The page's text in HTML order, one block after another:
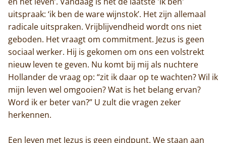
uitspraak: ‘ik ben de ware wijnstok’. Het zijn allemaal
radicale uitspraken. Vrijblijvendheid wordt ons niet
geboden. Het vraagt om commitment. Jezus is geen
sociaal werker. Hij is gekomen om ons een volstrekt
nieuw leven te geven. Nu komt bij mij als nuchtere
Hollander de vraag op: “zit ik daar op te wachten? Wil ik
mijn leven wel omgooien? Wat is het belang ervan?
Word ik er beter van?” U zult die vragen zeker
herkennen.
Een leven met Jezus is geen eindpunt. We staan aan